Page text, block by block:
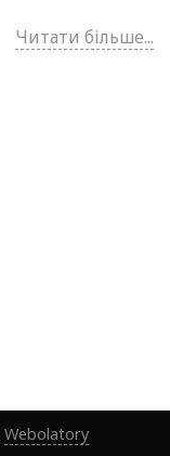
Читати більше...
Webolatory